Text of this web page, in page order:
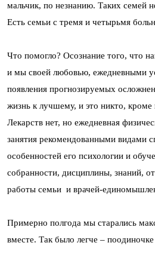
мальчик, по незнанию. Таких семей
Есть семьи с тремя и четырьмя
Что помогло? Осознание того, что
и мы своей любовью, ежедневными
появления прогнозируемых
жизнь к лучшему, и это никто, кроме
Лекарств нет, но ежедневная
занятия рекомендованными видами
особенностей его психологии и
собранности, дисциплины, знаний,
работы семьи и врачей-
Примерно полгода мы старались
вместе. Так было легче –